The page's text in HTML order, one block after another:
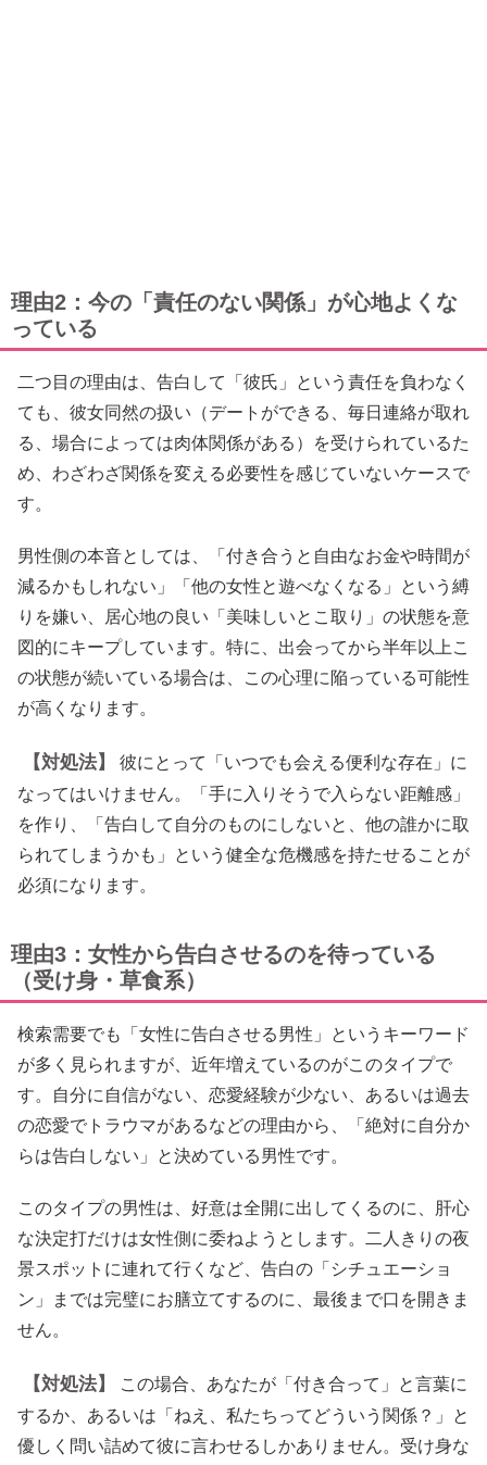
理由2：今の「責任のない関係」が心地よくな
っている
二つ目の理由は、告白して「彼氏」という責任を負わなく
ても、彼女同然の扱い（デートができる、毎日連絡が取れ
る、場合によっては肉体関係がある）を受けられているた
め、わざわざ関係を変える必要性を感じていないケースで
す。
男性側の本音としては、「付き合うと自由なお金や時間が
減るかもしれない」「他の女性と遊べなくなる」という縛
りを嫌い、居心地の良い「美味しいとこ取り」の状態を意
図的にキープしています。特に、出会ってから半年以上こ
の状態が続いている場合は、この心理に陥っている可能性
が高くなります。
【対処法】
彼にとって「いつでも会える便利な存在」に
なってはいけません。「手に入りそうで入らない距離感」
を作り、「告白して自分のものにしないと、他の誰かに取
られてしまうかも」という健全な危機感を持たせることが
必須になります。
理由3：女性から告白させるのを待っている
（受け身・草食系）
検索需要でも「女性に告白させる男性」というキーワード
が多く見られますが、近年増えているのがこのタイプで
す。自分に自信がない、恋愛経験が少ない、あるいは過去
の恋愛でトラウマがあるなどの理由から、「絶対に自分か
らは告白しない」と決めている男性です。
このタイプの男性は、好意は全開に出してくるのに、肝心
な決定打だけは女性側に委ねようとします。二人きりの夜
景スポットに連れて行くなど、告白の「シチュエーショ
ン」までは完璧にお膳立てするのに、最後まで口を開きま
せん。
【対処法】
この場合、あなたが「付き合って」と言葉に
するか、あるいは「ねえ、私たちってどういう関係？」と
優しく問い詰めて彼に言わせるしかありません。受け身な